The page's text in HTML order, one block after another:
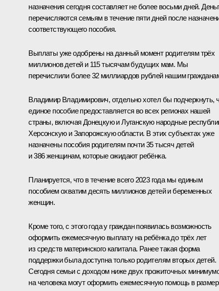
назначения сегодня составляет не более восьми дней.
перечисляются семьям в течение пяти дней после
соответствующего пособия.
Выплаты уже одобрены на данный момент родителям трёх
миллионов детей и 115 тысячам будущих мам. Мы
перечислили более 32 миллиардов рублей нашим
Владимир Владимирович, отдельно хотел бы подчеркнуть,
единое пособие предоставляется во всех регионах нашей
страны, включая Донецкую и Луганскую народные
Херсонскую и Запорожскую области. В этих субъектах уже
назначены пособия родителям почти 35 тысяч детей
и 386 женщинам, которые ожидают ребёнка.
Планируется, что в течение всего 2023 года мы единым
пособием охватим десять миллионов детей и беременных
женщин.
Кроме того, с этого года у граждан появилась возможность
оформить ежемесячную выплату на ребёнка до трёх лет
из средств материнского капитала. Ранее такая форма
поддержки была доступна только родителям вторых детей.
Сегодня семьи с доходом ниже двух прожиточных
на человека могут оформить ежемесячную помощь в